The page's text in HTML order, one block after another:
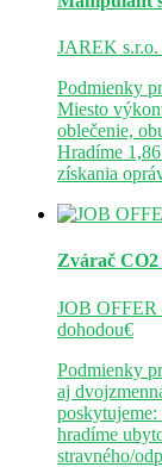
JAREK s.r.o.
Podmienky
Miesto
oblečenie,
Hradíme
získania
Zvárač CO2
JOB OFFER
dohodou€
Podmienky
aj
poskytujeme:
hradíme
stravného/